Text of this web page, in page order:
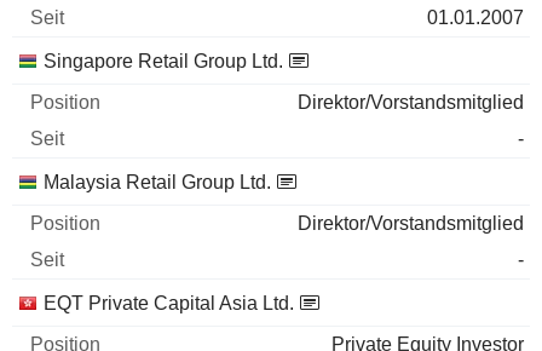
01.01.2007
Singapore Retail Group Ltd.
Direktor/Vorstandsmitglied
-
Malaysia Retail Group Ltd.
Direktor/Vorstandsmitglied
-
EQT Private Capital Asia Ltd.
Private Equity Investor